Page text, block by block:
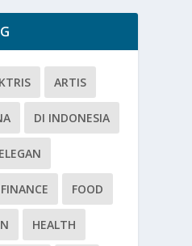
ARTIS
DI INDONESIA
ELEGAN
FINANCE FOOD
HEALTH